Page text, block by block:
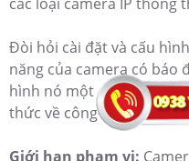
Đòi hỏi cài đặt và cấu
năng của camera có báo
hình nó một cách đúng
thức về công nghệ.
Giới hạn phạm vi: